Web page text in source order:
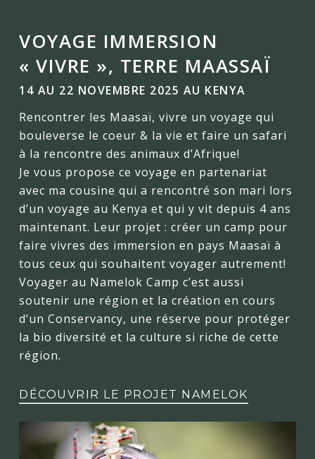
VOYAGE IMMERSION
« VIVRE », TERRE MAASSAÏ
14 AU 22 NOVEMBRE 2025 AU KENYA
Rencontrer les Maasaï, vivre un voyage qui
bouleverse le coeur & la vie et faire un safari
à la rencontre des animaux d’Afrique!
Je vous propose ce voyage en partenariat
avec ma cousine qui a rencontré son mari lors
d’un voyage au Kenya et qui y vit depuis 4 ans
maintenant. Leur projet : créer un camp pour
faire vivres des immersion en pays Maasaï à
tous ceux qui souhaitent voyager autrement!
Voyager au Namelok Camp c’est aussi
soutenir une région et la création en cours
d’un Conservancy, une réserve pour protéger
la bio diversité et la culture si riche de cette
région.
DÉCOUVRIR LE PROJET NAMELOK